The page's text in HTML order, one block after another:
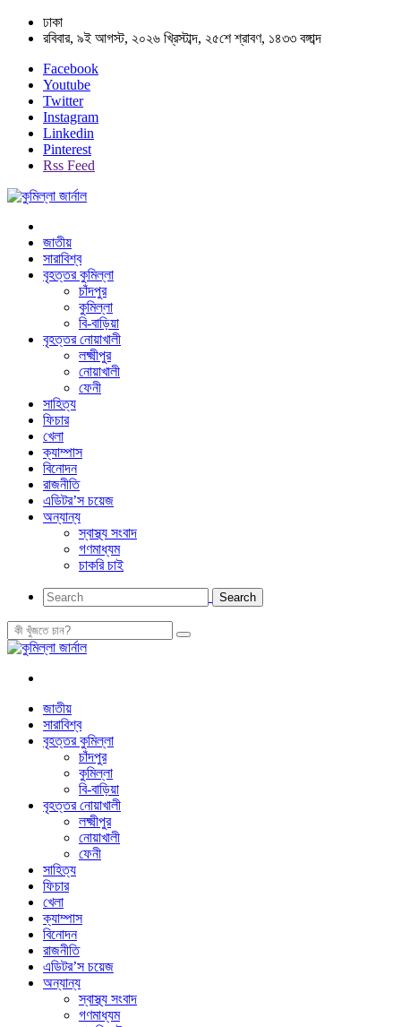
ঢাকা
রবিবার, ৯ই আগস্ট, ২০২৬ খ্রিস্টাব্দ, ২৫শে শ্রাবণ, ১৪৩৩ বঙ্গাব্দ
Facebook
Youtube
Twitter
Instagram
Linkedin
Pinterest
Rss Feed
জাতীয়
সারাবিশ্ব
বৃহত্তর কুমিল্লা
চাঁদপুর
কুমিল্লা
বি-বাড়িয়া
বৃহত্তর নোয়াখালী
লক্ষ্মীপুর
নোয়াখালী
ফেনী
সাহিত্য
ফিচার
খেলা
ক্যাম্পাস
বিনোদন
রাজনীতি
এডিটর’স চয়েজ
অন্যান্য
স্বাস্থ্য সংবাদ
গণমাধ্যম
চাকরি চাই
জাতীয়
সারাবিশ্ব
বৃহত্তর কুমিল্লা
চাঁদপুর
কুমিল্লা
বি-বাড়িয়া
বৃহত্তর নোয়াখালী
লক্ষ্মীপুর
নোয়াখালী
ফেনী
সাহিত্য
ফিচার
খেলা
ক্যাম্পাস
বিনোদন
রাজনীতি
এডিটর’স চয়েজ
অন্যান্য
স্বাস্থ্য সংবাদ
গণমাধ্যম